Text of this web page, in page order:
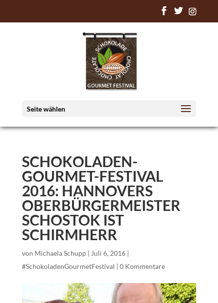
Seite wählen
SCHOKOLADEN-
GOURMET-FESTIVAL
2016: HANNOVERS
OBERBÜRGERMEISTER
SCHOSTOK IST
SCHIRMHERR
von Michaela Schupp| Juli 6, 2016|
#SchokoladenGourmetFestival | 0 Kommentare